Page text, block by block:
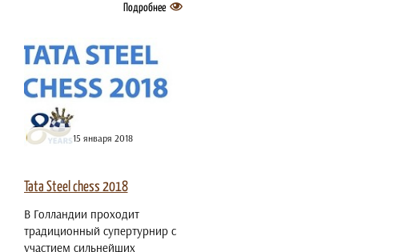
Подробнее
15 января 2018
Tata Steel chess 2018
В Голландии проходит
традиционный супертурнир с
участием сильнейших